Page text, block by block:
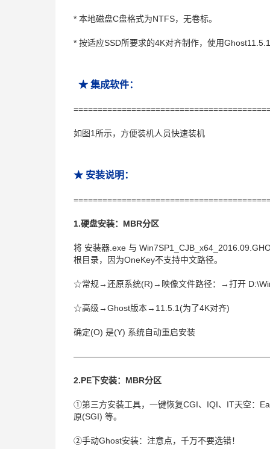
* 本地磁盘C盘格式为NTFS，无卷标。
* 按适应SSD所要求的4K对齐制作，使用Ghost11.5.1
★ 集成软件：
如图1所示，方便装机人员快速装机
★ 安装说明：
1.硬盘安装：MBR分区
将 安装器.exe 与
根目录，因为OneKey不支持中文路径。
☆常规→还原系统(R)→映像文件路径：→打开
☆高级→Ghost版本→11.5.1(为了4K对齐)
确定(O) 是(Y) 系统自动重启安装
2.PE下安装：MBR分区
①第三方安装工具，一键恢复CGI、IQI、IT天空：
原(SGI) 等。
②手动Ghost安装：注意点，千万不要选错！